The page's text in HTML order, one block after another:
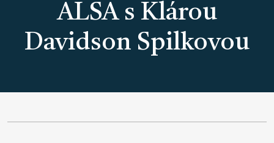
ALSA s Klárou
Davidson Spilkovou